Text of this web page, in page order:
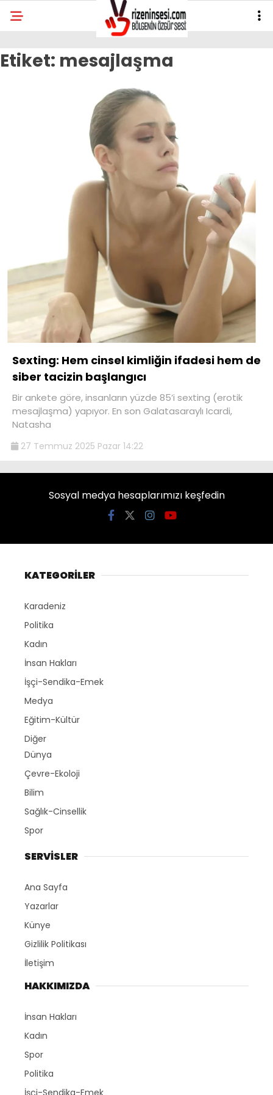
Etiket: mesajlaşma
Sexting: Hem cinsel kimliğin ifadesi hem de
siber tacizin başlangıcı
Bir ankete göre, insanların yüzde 85’i sexting (erotik
mesajlaşma) yapıyor. En son Galatasaraylı Icardi,
Natasha
27 Temmuz 2025 Pazar 14:22
Sosyal medya hesaplarımızı keşfedin
KATEGORİLER
Karadeniz
Politika
Kadın
İnsan Hakları
İşçi-Sendika-Emek
Medya
Eğitim-Kültür
Diğer
Dünya
Çevre-Ekoloji
Bilim
Sağlık-Cinsellik
Spor
SERVİSLER
Ana Sayfa
Yazarlar
Künye
Gizlilik Politikası
İletişim
HAKKIMIZDA
İnsan Hakları
Kadın
Spor
Politika
İşçi-Sendika-Emek